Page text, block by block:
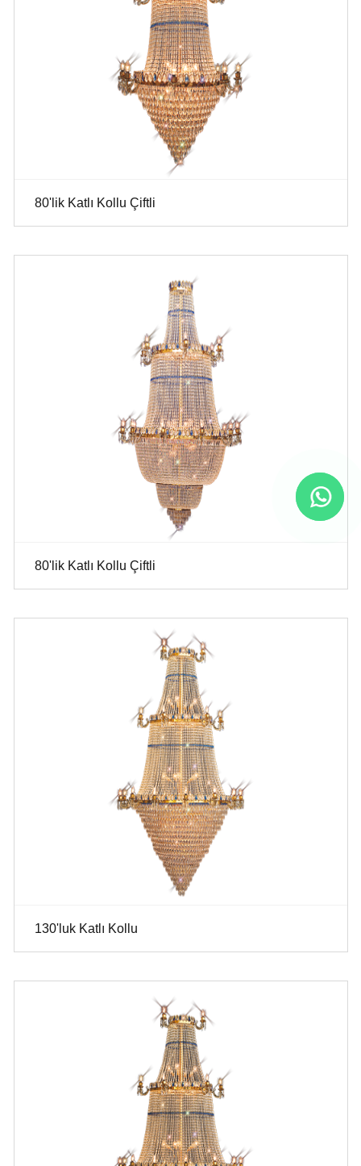
80'lik Katlı Kollu Çiftli
80'lik Katlı Kollu Çiftli
130'luk Katlı Kollu